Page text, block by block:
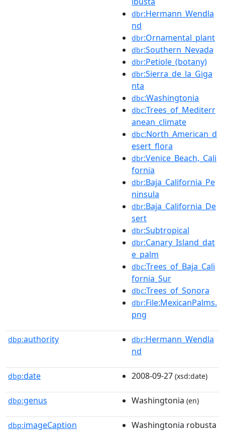
dbr:Hermann_Wendla
nd
dbr:Ornamental_plant
dbr:Southern_Nevada
dbr:Petiole_(botany)
dbr:Sierra_de_la_Giga
nta
dbc:Washingtonia
dbc:Trees_of_Mediterr
anean_climate
dbc:North_American_d
esert_flora
dbr:Venice_Beach,_Cali
fornia
dbr:Baja_California_Pe
ninsula
dbr:Baja_California_De
sert
dbr:Subtropical
dbr:Canary_Island_dat
e_palm
dbc:Trees_of_Baja_Cali
fornia_Sur
dbc:Trees_of_Sonora
dbr:File:MexicanPalms.
png
dbp:authority dbr:Hermann_Wendla
nd
dbp:date 2008-09-27 (xsd:date)
dbp:genus Washingtonia (en)
dbp:imageCaption
Washingtonia robusta